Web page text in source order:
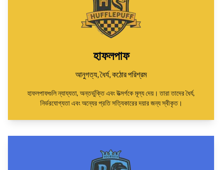
হাফলপাফ
আনুগত্য, ধৈর্য, কঠোর পরিশ্রম
হাফলপাফগুলি ন্যায্যতা, অন্তর্ভুক্তি এবং উত্সর্গকে মূল্য দেয়। তারা তাদের ধৈর্য,
নির্ভরযোগ্যতা এবং অন্যের প্রতি সত্যিকারের দয়ার জন্য স্বীকৃত।